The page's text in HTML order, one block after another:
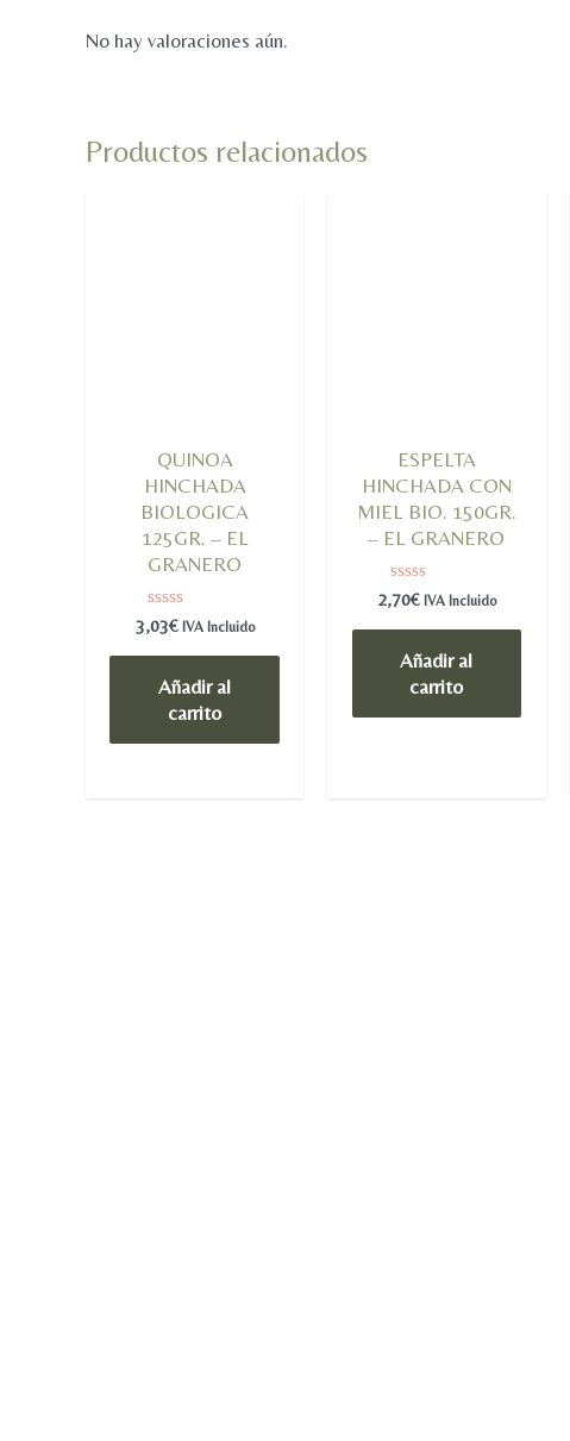
No hay valoraciones aún.
Productos relacionados
QUINOA
HINCHADA
BIOLOGICA
125GR. – EL
GRANERO
Valorado
en
0
3,03€ IVA Incluido
Añadir al
carrito
ESPELTA
HINCHADA CON
MIEL BIO. 150GR.
– EL GRANERO
Valorado
en
0
2,70€ IVA Incluido
Añadir al
carrito